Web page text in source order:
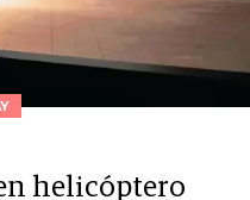
helicóptero